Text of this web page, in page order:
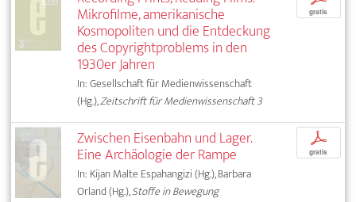
Mikrofilme, amerikanische
Kosmopoliten und die Entdeckung
des Copyrightproblems in den
1930er Jahren
In: Gesellschaft für Medienwissenschaft
(Hg.),Zeitschrift für Medienwissenschaft 3
gratis
Zwischen Eisenbahn und Lager.
Eine Archäologie der Rampe
In: Kijan Malte Espahangizi (Hg.), Barbara
Orland (Hg.),Stoffe in Bewegung
p
gratis